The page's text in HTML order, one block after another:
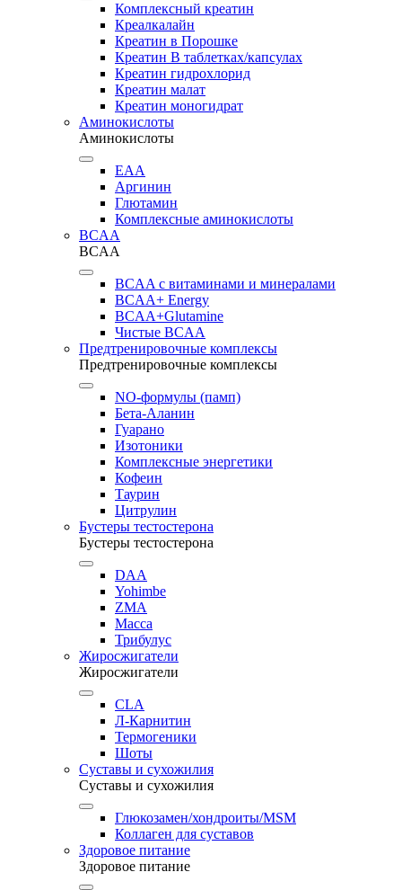
Комплексный креатин
Креалкалайн
Креатин в Порошке
Креатин В таблетках/капсулах
Креатин гидрохлорид
Креатин малат
Креатин моногидрат
Аминокислоты
Аминокислоты
EAA
Аргинин
Глютамин
Комплексные аминокислоты
BCAA
BCAA
BCAA с витаминами и минералами
BCAA+ Energy
BCAA+Glutamine
Чистые BCAA
Предтренировочные комплексы
Предтренировочные комплексы
NO-формулы (памп)
Бета-Аланин
Гуарано
Изотоники
Комплексные энергетики
Кофеин
Таурин
Цитрулин
Бустеры тестостерона
Бустеры тестостерона
DAA
Yohimbe
ZMA
Масса
Трибулус
Жиросжигатели
Жиросжигатели
CLA
Л-Карнитин
Термогеники
Шоты
Суставы и сухожилия
Суставы и сухожилия
Глюкозамен/хондроиты/MSM
Коллаген для суставов
Здоровое питание
Здоровое питание